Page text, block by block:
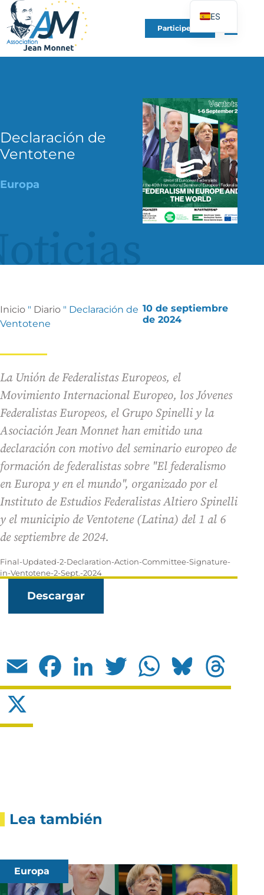
Participe en
Declaración de
Ventotene
Europa
Inicio " Diario " Declaración de
Ventotene
10 de septiembre
de 2024
La Unión de Federalistas Europeos, el
Movimiento Internacional Europeo, los Jóvenes
Federalistas Europeos, el Grupo Spinelli y la
Asociación Jean Monnet han emitido una
declaración con motivo del seminario europeo de
formación de federalistas sobre "El federalismo
en Europa y en el mundo", organizado por el
Instituto de Estudios Federalistas Altiero Spinelli
y el municipio de Ventotene (Latina) del 1 al 6
de septiembre de 2024.
Final-Updated-2-Declaration-Action-Committee-Signature-
in-Ventotene-2-Sept.-2024
Descargar
Email Facebook LinkedIn Twitter WhatsApp Bluesky
Lea también
Europa
ES
FR
EN
PT
PL
UK